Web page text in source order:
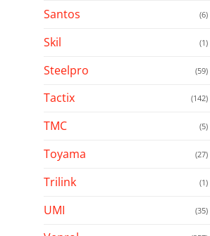
Santos (6)
Skil (1)
Steelpro (59)
Tactix (142)
TMC (5)
Toyama (27)
Trilink (1)
UMI (35)